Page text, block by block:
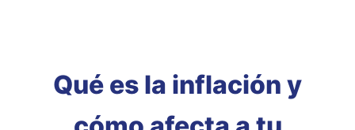
Qué es la inflación y